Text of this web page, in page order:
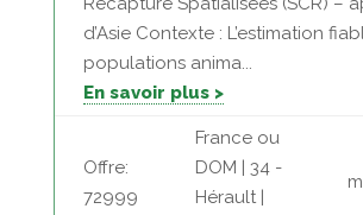
d’Asie Contexte : L’estimation
populations anima...
En savoir plus >
Offre:
72999
France ou
DOM | 34 -
Hérault |